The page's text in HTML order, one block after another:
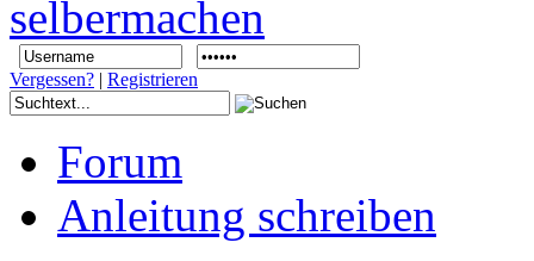
Vergessen? | Registrieren
Forum
Anleitung schreiben